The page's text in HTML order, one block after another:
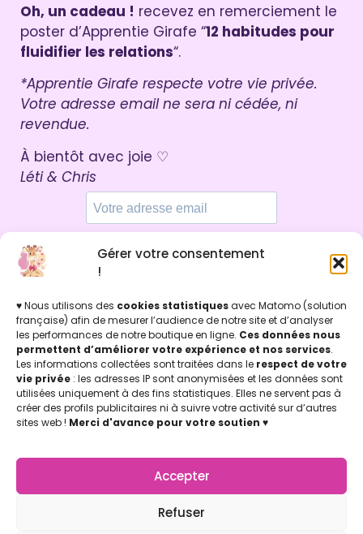
Gérer votre consentement
!
♥ Nous utilisons des cookies statistiquesavec Matomo (solution
française) afin de mesurer l’audience de notre site et d’analyser
les performances de notre boutique en ligne. Ces données nous
permettent d’améliorer votre expérience et nos services.
Les informations collectées sont traitées dans le respect de votre
vie privée : les adresses IP sont anonymisées et les données sont
utilisées uniquement à des fins statistiques. Elles ne servent pas à
créer des profils publicitaires ni à suivre votre activité sur d’autres
sites web ! Merci d'avance pour votre soutien ♥
Accepter
Refuser
Oh, un cadeau ! recevez en remerciement le
poster d’Apprentie Girafe “12 habitudes pour
fluidifier les relations“.
*Apprentie Girafe respecte votre vie privée.
Votre adresse email ne sera ni cédée, ni
revendue.
À bientôt avec joie ♡
Léti & Chris
INFOS LÉGALES
Mentions légales & Politique de confidentialité
Politique de cookies
Conditions Générales de Vente (CGV)
Licence d'utilisation
APPRENTIE GIRAFE
Mon compte
Nos points de vente